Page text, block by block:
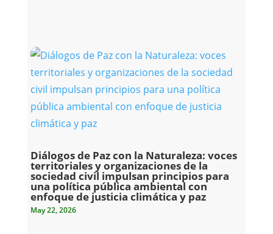
Diálogos de Paz con la Naturaleza: voces
territoriales y organizaciones de la
sociedad civil impulsan principios para
una política pública ambiental con
enfoque de justicia climática y paz
May 22, 2026